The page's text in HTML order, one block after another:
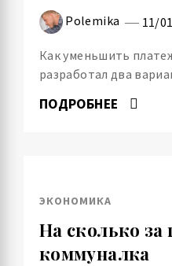
Polemika 11/
Как уменьшить
разработал два
ПОДРОБНЕЕ
ЭКОНОМИКА
На сколько за
коммуналка